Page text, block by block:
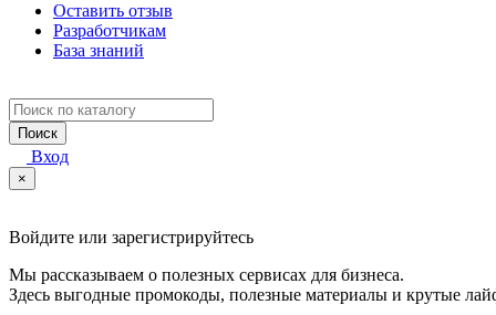
Оставить отзыв
Разработчикам
База знаний
Поиск
Вход
×
Войдите или зарегистрируйтесь
Мы рассказываем о полезных сервисах для бизнеса.
Здесь выгодные промокоды, полезные материалы и крутые